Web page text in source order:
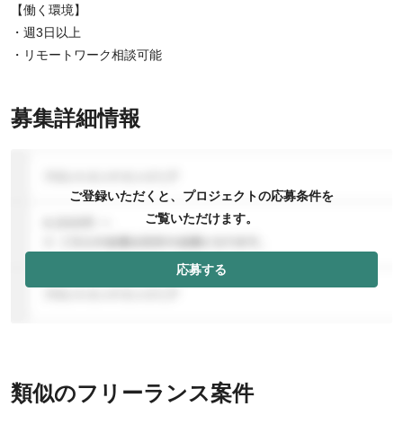
【働く環境】
・週3日以上
・リモートワーク相談可能
募集詳細情報
ご登録いただくと、プロジェクトの応募条件を
ご覧いただけます。
応募する
類似のフリーランス案件